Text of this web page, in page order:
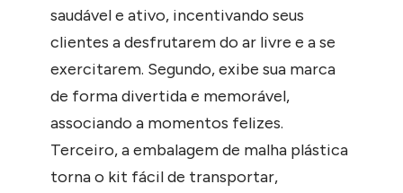
saudável e ativo, incentivando seus
clientes a desfrutarem do ar livre e a se
exercitarem. Segundo, exibe sua marca
de forma divertida e memorável,
associando a momentos felizes.
Terceiro, a embalagem de malha plástica
torna o kit fácil de transportar,